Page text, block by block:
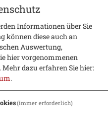
Informationen über Sie
können diese auch an
Auswertung,
hier vorgenommenen
Mehr dazu erfahren Sie hier:
.
(immer erforderlich)